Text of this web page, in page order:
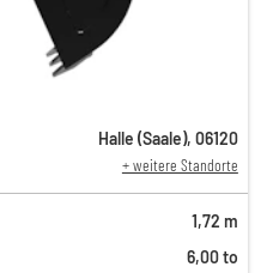
Halle (Saale), 06120
+ weitere Standorte
1,72 m
6,00 to